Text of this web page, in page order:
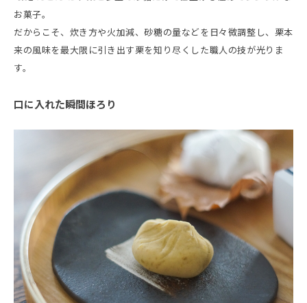
お菓子。
だからこそ、炊き方や火加減、砂糖の量などを日々微調整し、栗本
来の風味を最大限に引き出す栗を知り尽くした職人の技が光りま
す。
口に入れた瞬間ほろり